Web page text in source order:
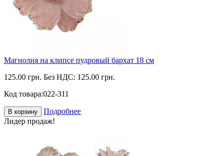
Магнолия на клипсе пудровый бархат 18 см
125.00 грн. Без НДС: 125.00 грн.
Код товара:022-311
В корзину
Подробнее
Лидер продаж!